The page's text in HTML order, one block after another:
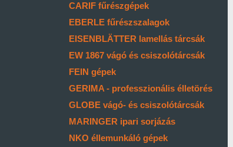
CARIF fűrészgépek
EBERLE fűrészszalagok
EISENBLÄTTER lamellás tárcsák
EW 1867 vágó és csiszolótárcsák
FEIN gépek
GERIMA - professzionális élletörés
GLOBE vágó- és csiszolótárcsák
MARINGER ipari sorjázás
NKO éllemunkáló gépek